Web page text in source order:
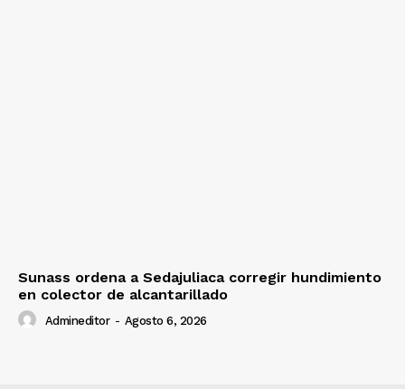
Sunass ordena a Sedajuliaca corregir hundimiento
en colector de alcantarillado
Admineditor - Agosto 6, 2026